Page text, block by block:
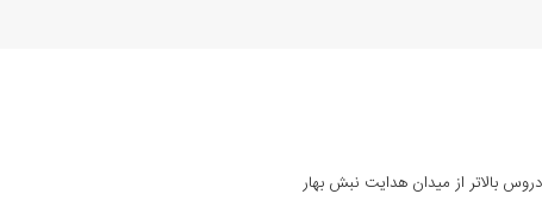
بالاتر از میدان هدایت نبش بهار